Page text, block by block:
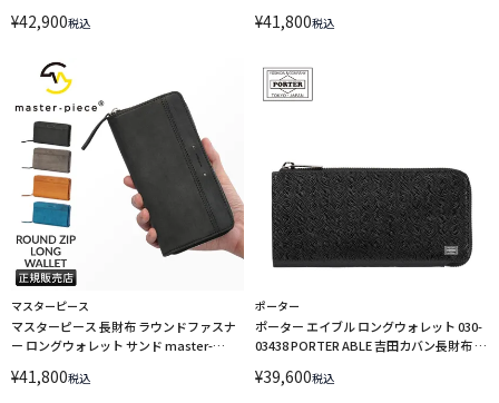
¥42,900税込 ¥41,800税込
マスターピース
マスターピース 長財布 ラウンドファスナ
ー ロングウォレット サンド master-
¥41,800税込
ポーター
ポーター エイブル ロングウォレット 030-
03438 PORTER ABLE 吉田カバン長財布 L
本製 ブランド
¥39,600税込